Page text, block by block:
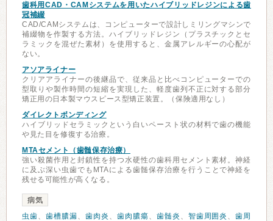
歯科用CAD・CAMシステムを用いたハイブリッドレジンによる歯
冠補綴
CAD/CAMシステムは、コンピューターで設計しミリングマシンで
補綴物を作製する方法。ハイブリッドレジン（プラスチックとセ
ラミックを混ぜた素材）を使用すると、金属アレルギーの心配が
ない。
アソアライナー
クリアアライナーの後継品で、従来品と比べコンピューターでの
型取りや製作時間の短縮を実現した、軽度歯列不正に対する部分
矯正用の日本製マウスピース型矯正装置。（保険適用なし）
ダイレクトボンディング
ハイブリッドセラミックという白いペースト状の材料で歯の機能
や見た目を修復する治療。
MTAセメント（歯髄保存治療）
強い殺菌作用と封鎖性を持つ水硬性の歯科用セメント素材。神経
に及ぶ深い虫歯でもMTAによる歯髄保存治療を行うことで神経を
残せる可能性が高くなる。
病気
虫歯、 歯槽膿漏、 歯肉炎 、 歯肉膿瘍、 歯髄炎 、 智歯周囲炎 、歯周